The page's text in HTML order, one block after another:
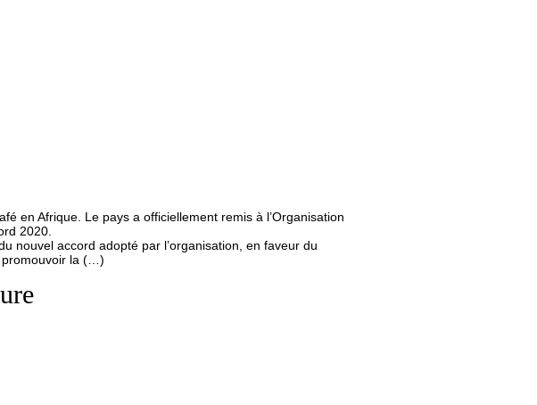
en Afrique. Le pays a officiellement remis à l’Organisation
2020.
nouvel accord adopté par l’organisation, en faveur du
promouvoir la (…)